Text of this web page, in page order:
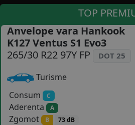
B2B -
CONTACT
COS (0 PRODUSE
TOP
Anvelope vara Hankook
K127 Ventus S1 Evo3
265/30 R22 97Y FP
DOT 25
Turisme
Consum
C
Aderenta A
Zgomot B 73 dB